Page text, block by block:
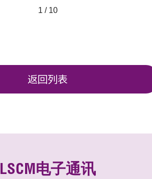
1 / 10
返回列表
LSCM电子通讯